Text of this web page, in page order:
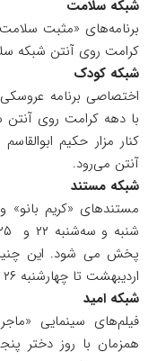
شبکه سلامت
برنامه‌های «مثبت
کرامت روی آنتن شبکه
شبکه کودک
اختصاصی برنامه
با دهه کرامت روی آنتن
کنار مزار حکیم
آنتن می‌رود.
شبکه مستند
مستندهای «کریم
اردیبهشت تا چهارشنبه ۲۶ اردیبهشت، ساعت ۲۰:۳۰ روی آنتن می‌رود.
شبکه امید
فیلم‌های سینمایی